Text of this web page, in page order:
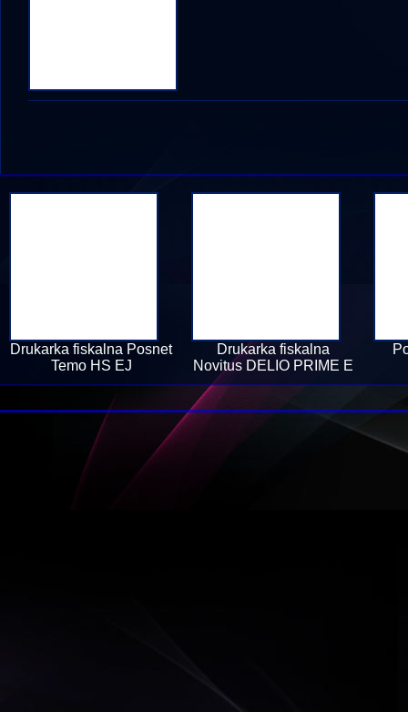
Drukarka fiskalna Posnet
Temo HS EJ
Drukarka fiskalna
Novitus DELIO PRIME E